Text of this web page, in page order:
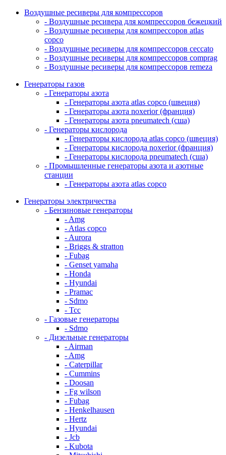
Воздушные ресиверы для компрессоров
- Воздушные ресивера для компрессоров бежецкий
- Воздушные ресиверы для компрессоров atlas
copco
- Воздушные ресиверы для компрессоров ceccato
- Воздушные ресиверы для компрессоров comprag
- Воздушные ресиверы для компрессоров remeza
Генераторы газов
- Генераторы азота
- Генераторы азота atlas copco (швеция)
- Генераторы азота noxerior (франция)
- Генераторы азота pneumatech (сша)
- Генераторы кислорода
- Генераторы кислорода atlas copco (швеция)
- Генераторы кислорода noxerior (франция)
- Генераторы кислорода pneumatech (сша)
- Промышленные генераторы азота и азотные
станции
- Генераторы азота atlas copco
Генераторы электричества
- Бензиновые генераторы
- Amg
- Atlas copco
- Aurora
- Briggs & stratton
- Fubag
- Genset yamaha
- Honda
- Hyundai
- Pramac
- Sdmo
- Тсс
- Газовые генераторы
- Sdmo
- Дизельные генераторы
- Airman
- Amg
- Caterpillar
- Cummins
- Doosan
- Fg wilson
- Fubag
- Henkelhausen
- Hertz
- Hyundai
- Jcb
- Kubota